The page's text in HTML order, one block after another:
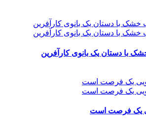
با دستان یک بانوی کارآفرین
یک فرصت است